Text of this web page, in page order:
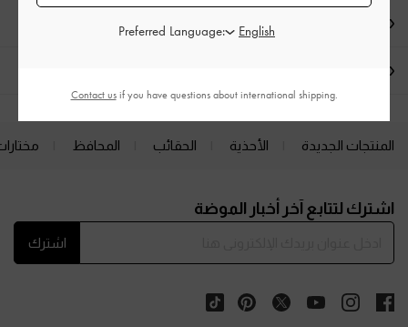
المنتجات الجديدة الأحذية الحقائب المحافظ
اشترك لتتابع آخر أخبار الموضة
اشترك
Preferred Language:
Contact usif you have questions about international shipping.